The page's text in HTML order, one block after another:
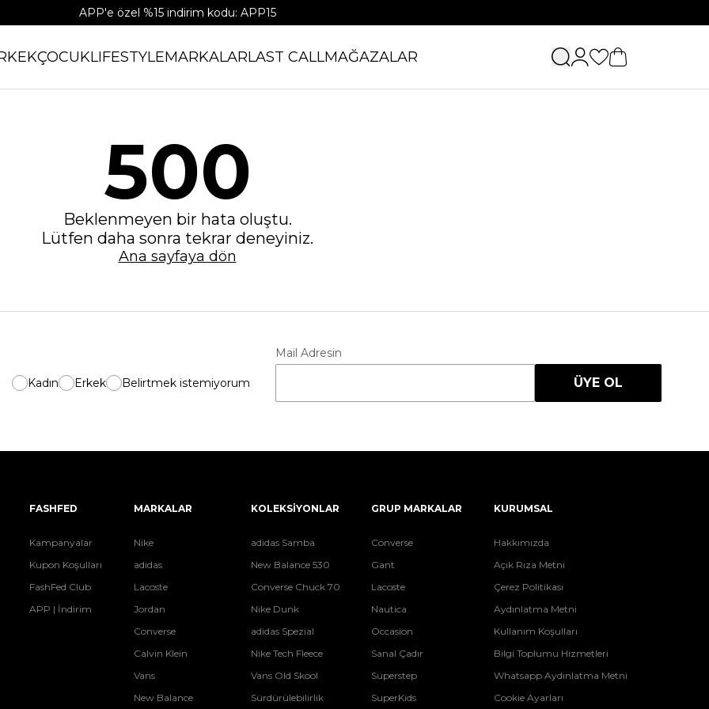
APP'e özel %15 indirim kodu: APP15
ÇOCUKLIFESTYLEMARKALARLAST CALLMAĞAZALAR
500
Beklenmeyen bir hata oluştu.
Lütfen daha sonra tekrar deneyiniz.
Ana sayfaya dön
Kadın Erkek Belirtmek istemiyorum
Mail Adresin
ÜYE OL
FASHFED
Kampanyalar
Kupon Koşulları
FashFed Club
APP | İndirim
MARKALAR
Nike
adidas
Lacoste
Jordan
Converse
Calvin Klein
Vans
New Balance
KOLEKSİYONLAR
adidas Samba
New Balance 530
Converse Chuck 70
Nike Dunk
adidas Spezial
Nike Tech Fleece
Vans Old Skool
Sürdürülebilirlik
GRUP MARKALAR
Converse
Gant
Lacoste
Nautica
Occasion
Sanal Çadır
Superstep
SuperKids
KURUMSAL
Hakkımızda
Açık Rıza Metni
Çerez Politikası
Aydınlatma Metni
Kullanım Koşulları
Bilgi Toplumu Hizmetleri
Whatsapp Aydınlatma Metni
Cookie Ayarları